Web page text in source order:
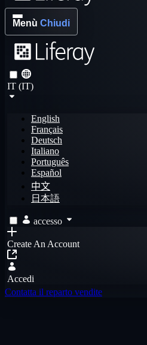
Menù Chiudi
IT (IT)
English
Français
Deutsch
Italiano
Português
Español
中文
日本語
accesso
Create An Account
Accedi
Contatta il reparto vendite